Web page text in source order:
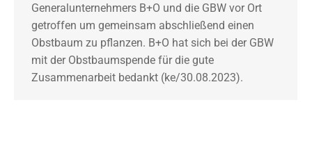
Generalunternehmers B+O und die GBW vor Ort
getroffen um gemeinsam abschließend einen
Obstbaum zu pflanzen. B+O hat sich bei der GBW
mit der Obstbaumspende für die gute
Zusammenarbeit bedankt (ke/30.08.2023).